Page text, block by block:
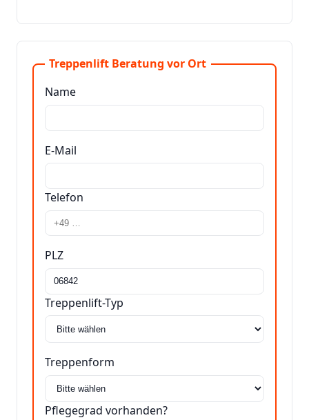
Treppenlift Beratung vor Ort
Name
E-Mail
Telefon
PLZ
Treppenlift-Typ
Treppenform
Pflegegrad vorhanden?